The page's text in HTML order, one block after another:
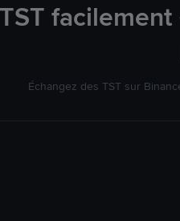
Échangez des TST sur